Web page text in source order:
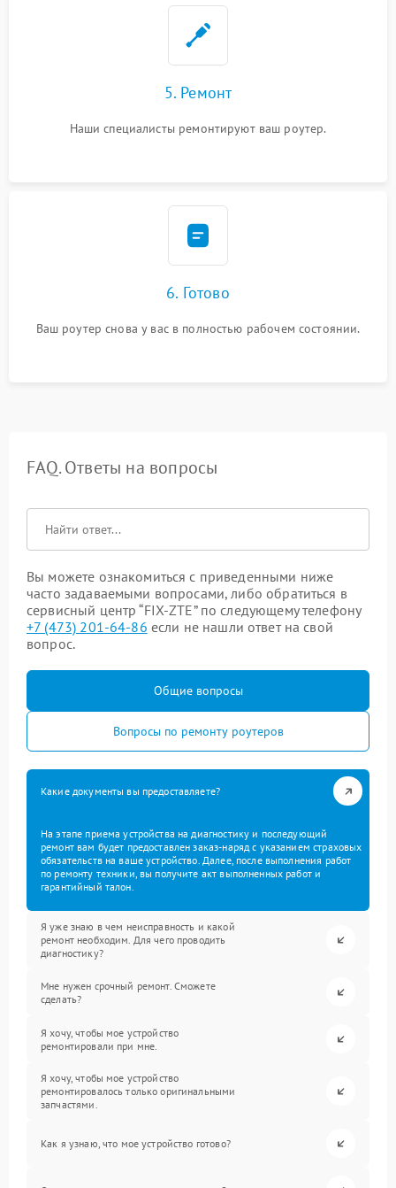
5. Ремонт
Наши специалисты ремонтируют ваш роутер.
6. Готово
Ваш роутер снова у вас в полностью рабочем состоянии.
FAQ. Ответы на вопросы
Вы можете ознакомиться с приведенными ниже
часто задаваемыми вопросами, либо обратиться в
сервисный центр “FIX-ZTE” по следующему телефону
+7 (473) 201-64-86 если не нашли ответ на свой
вопрос.
Общие вопросы
Вопросы по ремонту роутеров
Какие документы вы предоставляете?
На этапе приема устройства на диагностику и последующий
ремонт вам будет предоставлен заказ-наряд с указанием страховых
обязательств на ваше устройство. Далее, после выполнения работ
по ремонту техники, вы получите акт выполненных работ и
гарантийный талон.
Я уже знаю в чем неисправность и какой
ремонт необходим. Для чего проводить
диагностику?
Мне нужен срочный ремонт. Сможете
сделать?
Я хочу, чтобы мое устройство
ремонтировали при мне.
Я хочу, чтобы мое устройство
ремонтировалось только оригинальными
запчастями.
Как я узнаю, что мое устройство готово?